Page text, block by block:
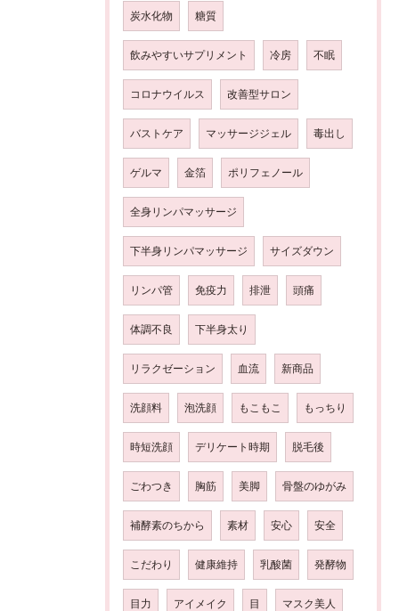
炭水化物 糖質
飲みやすいサプリメント 冷房 不眠
コロナウイルス 改善型サロン
バストケア マッサージジェル 毒出し
ゲルマ 金箔 ポリフェノール
全身リンパマッサージ
下半身リンパマッサージ サイズダウン
リンパ管 免疫力 排泄 頭痛
体調不良 下半身太り
リラクゼーション 血流 新商品
洗顔料 泡洗顔 もこもこ もっちり
時短洗顔 デリケート時期 脱毛後
ごわつき 胸筋 美脚 骨盤のゆがみ
補酵素のちから 素材 安心 安全
こだわり 健康維持 乳酸菌 発酵物
目力 アイメイク 目 マスク美人